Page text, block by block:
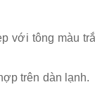
với tông màu
trên dàn lạnh.